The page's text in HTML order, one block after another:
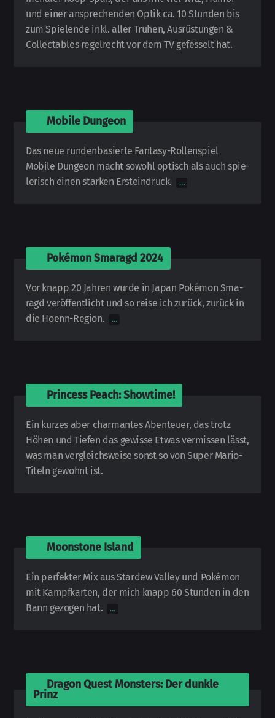
und einer an­spre­chen­den Optik ca. 10 Stunden bis
zum Spiel­ende inkl. aller Truhen, Aus­rüs­tun­gen &
Collectables regel­recht vor dem TV ge­fesselt hat.
Mobile Dungeon
Das neue runden­basierte Fantasy-Rollen­spiel
Mobile Dungeon macht sowohl optisch als auch spie­
le­risch einen starken Erst­ein­druck.
…
Pokémon Smaragd 2024
Vor knapp 20 Jahren wurde in Japan Pokémon Sma­
ragd ver­öf­fent­licht und so reise ich zurück, zurück in
die Hoenn-Region. …
Princess Peach: Showtime!
Ein kurzes aber charmantes Abenteuer, das trotz
Höhen und Tiefen das gewisse Etwas ver­missen lässt,
was man ver­gleichs­weise sonst so von Super Mario-
Titeln gewohnt ist.
Moonstone Island
Ein perfekter Mix aus Stardew Valley und Pokémon
mit Kampf­karten, der mich knapp 60 Stunden in den
Bann gezogen hat.
…
Dragon Quest Monsters: Der dunkle
Prinz